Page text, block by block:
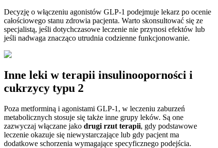
Decyzję o włączeniu agonistów GLP-1 podejmuje lekarz po ocenie
całościowego stanu zdrowia pacjenta. Warto skonsultować się ze
specjalistą, jeśli dotychczasowe leczenie nie przynosi efektów lub
jeśli nadwaga znacząco utrudnia codzienne funkcjonowanie.
Inne leki w terapii insulinooporności i
cukrzycy typu 2
Poza metforminą i agonistami GLP-1, w leczeniu zaburzeń
metabolicznych stosuje się także inne grupy leków. Są one
zazwyczaj włączane jako drugi rzut terapii, gdy podstawowe
leczenie okazuje się niewystarczające lub gdy pacjent ma
dodatkowe schorzenia wymagające specyficznego podejścia.